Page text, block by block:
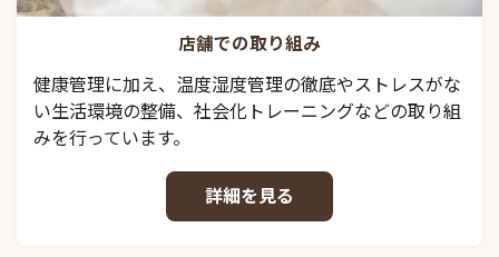
店舗での取り組み
健康管理に加え、温度湿度管理の徹底やストレスがな
い生活環境の整備、社会化トレーニングなどの取り組
みを行っています。
詳細を見る